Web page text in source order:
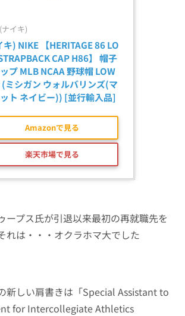
ナイキ)
キ) NIKE 【HERITAGE 86 LO
CAP H86】 帽子
プ MLB NCAA 野球帽 LOW
(ミシガン ウォルバリンズ(マ
ト ネイビー)) [並行輸入品]
Amazonで見る
楽天市場で見る
ープス氏が引退以来最初の再就職先を
れは・・・オクラホマ大でした
新しい肩書きは「Special Assistant to
for Intercollegiate Athletics